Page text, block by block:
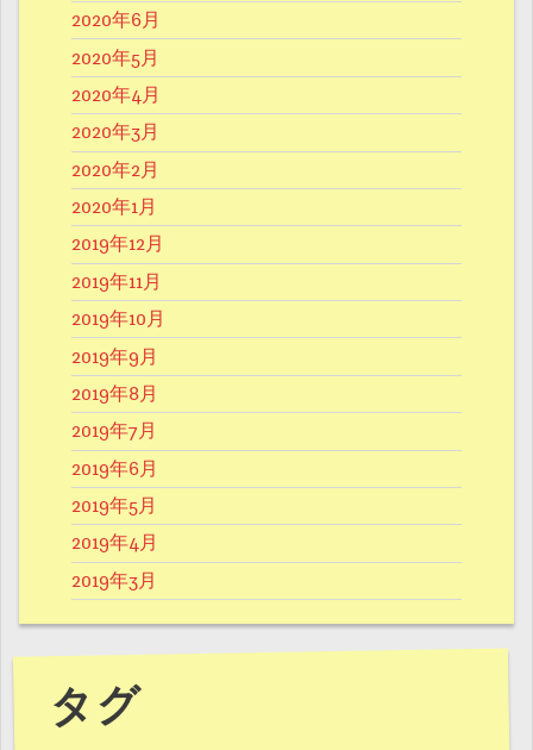
2020年6月
2020年5月
2020年4月
2020年3月
2020年2月
2020年1月
2019年12月
2019年11月
2019年10月
2019年9月
2019年8月
2019年7月
2019年6月
2019年5月
2019年4月
2019年3月
タグ